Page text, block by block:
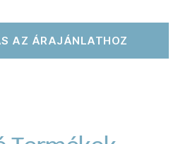
AZ ÁRAJÁNLATHOZ